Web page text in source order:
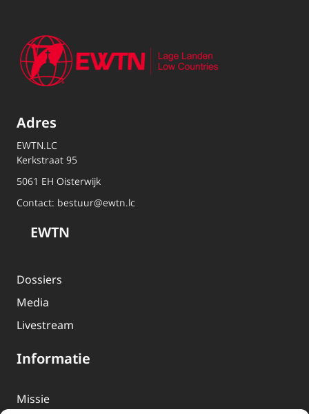
Adres
EWTN.LC
Kerkstraat 95
5061 EH Oisterwijk
Contact: bestuur@ewtn.lc
EWTN
Dossiers
Media
Livestream
Informatie
Missie